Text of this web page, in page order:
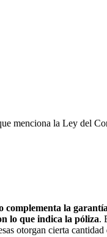
menciona la Ley del
complementa la
lo que indica la póliza.
otorgan cierta